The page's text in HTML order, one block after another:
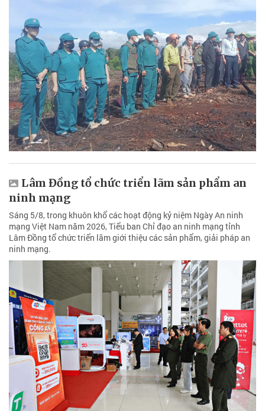
Lâm Đồng tổ chức triển lãm sản phẩm an
ninh mạng
Sáng 5/8, trong khuôn khổ các hoạt động kỷ niệm Ngày An ninh
mạng Việt Nam năm 2026, Tiểu ban Chỉ đạo an ninh mạng tỉnh
Lâm Đồng tổ chức triển lãm giới thiệu các sản phẩm, giải pháp an
ninh mạng.